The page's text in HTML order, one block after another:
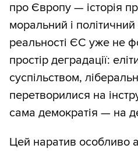
про Європу — історія
моральний і
реальності ЄС уже не
простір деградації:
суспільством,
перетворилися на
сама демократія — на
Цей наратив особливо